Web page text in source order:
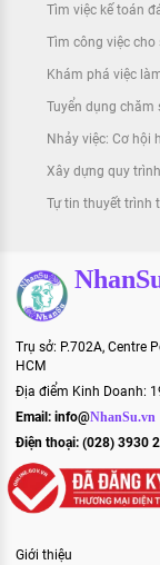
Tìm việc kế toán
Tìm công việc
Khám phá việc
Tuyển dụng chăm
Nhảy việc: Cơ hội
Xây dựng quy
Tự tin thuyết trình
Trụ sở: P.702A, Centre
HCM
Địa điểm Kinh Doanh:
Email: info@NhanSu.vn
Điện thoại: (028) 3930
Giới thiệu